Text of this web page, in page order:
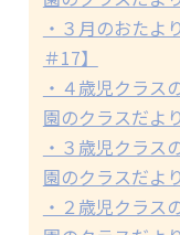
・３月のおたよ
＃17】
・４歳児クラス
園のクラスだより
・３歳児クラス
園のクラスだより
・２歳児クラス